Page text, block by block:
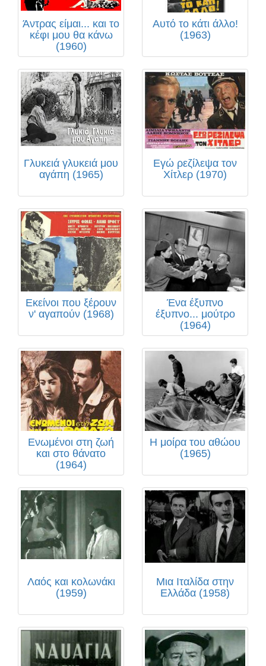
Άντρας είμαι... και το
κέφι μου θα κάνω
(1960)
Αυτό το κάτι άλλο!
(1963)
Γλυκειά γλυκειά μου
αγάπη (1965)
Εγώ ρεζίλεψα τον
Χίτλερ (1970)
Εκείνοι που ξέρουν
ν' αγαπούν (1968)
Ένα έξυπνο
έξυπνο... μούτρο
(1964)
Ενωμένοι στη ζωή
και στο θάνατο
(1964)
Η μοίρα του αθώου
(1965)
Λαός και κολωνάκι
(1959)
Μια Ιταλίδα στην
Ελλάδα (1958)